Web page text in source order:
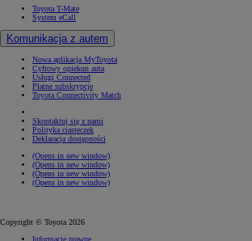
Toyota T-Mate
System eCall
Komunikacja z autem
Nowa aplikacja MyToyota
Cyfrowy opiekun auta
Usługi Connected
Płatne subskrypcje
Toyota Connectivity Match
Skontaktuj się z nami
Polityka ciasteczek
Deklaracja dostępności
(Opens in new window)
(Opens in new window)
(Opens in new window)
(Opens in new window)
Copyright © Toyota 2026
Informacje prawne